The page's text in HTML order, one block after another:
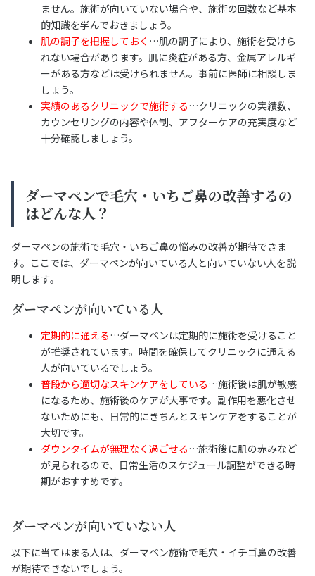
ません。施術が向いていない場合や、施術の回数など基本
的知識を学んでおきましょう。
肌の調子を把握しておく …肌の調子により、施術を受けら
れない場合があります。肌に炎症がある方、金属アレルギ
ーがある方などは受けられません。事前に医師に相談しま
しょう。
実績のあるクリニックで施術する …クリニックの実績数、
カウンセリングの内容や体制、アフターケアの充実度など
十分確認しましょう。
ダーマペンで毛穴・いちご鼻の改善するの
はどんな人？
ダーマペンの施術で毛穴・いちご鼻の悩みの改善が期待できま
す。ここでは、ダーマペンが向いている人と向いていない人を説
明します。
ダーマペンが向いている人
定期的に通える …ダーマペンは定期的に施術を受けること
が推奨されています。時間を確保してクリニックに通える
人が向いているでしょう。
普段から適切なスキンケアをしている …施術後は肌が敏感
になるため、施術後のケアが大事です。副作用を悪化させ
ないためにも、日常的にきちんとスキンケアをすることが
大切です。
ダウンタイムが無理なく過ごせる …施術後に肌の赤みなど
が見られるので、日常生活のスケジュール調整ができる時
期がおすすめです。
ダーマペンが向いていない人
以下に当てはまる人は、ダーマペン施術で毛穴・イチゴ鼻の改善
が期待できないでしょう。